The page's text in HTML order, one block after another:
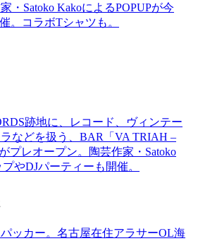
・Satoko KakoによるPOPUPが今
。コラボTシャツも。
跡地に、レコード、ヴィンテー
などを扱う、BAR「VA TRIAH –
プレオープン。陶芸作家・Satoko
やDJパーティーも開催。
ッカー。名古屋在住アラサーOL海